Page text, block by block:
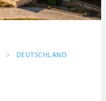
> DEUTSCHLAND